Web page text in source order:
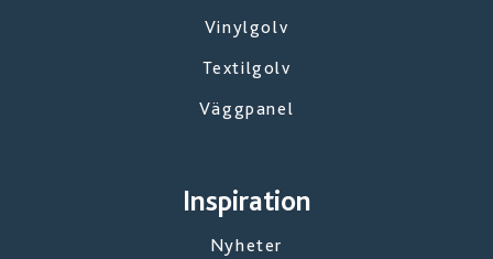
Vinylgolv
Textilgolv
Väggpanel
Inspiration
Nyheter